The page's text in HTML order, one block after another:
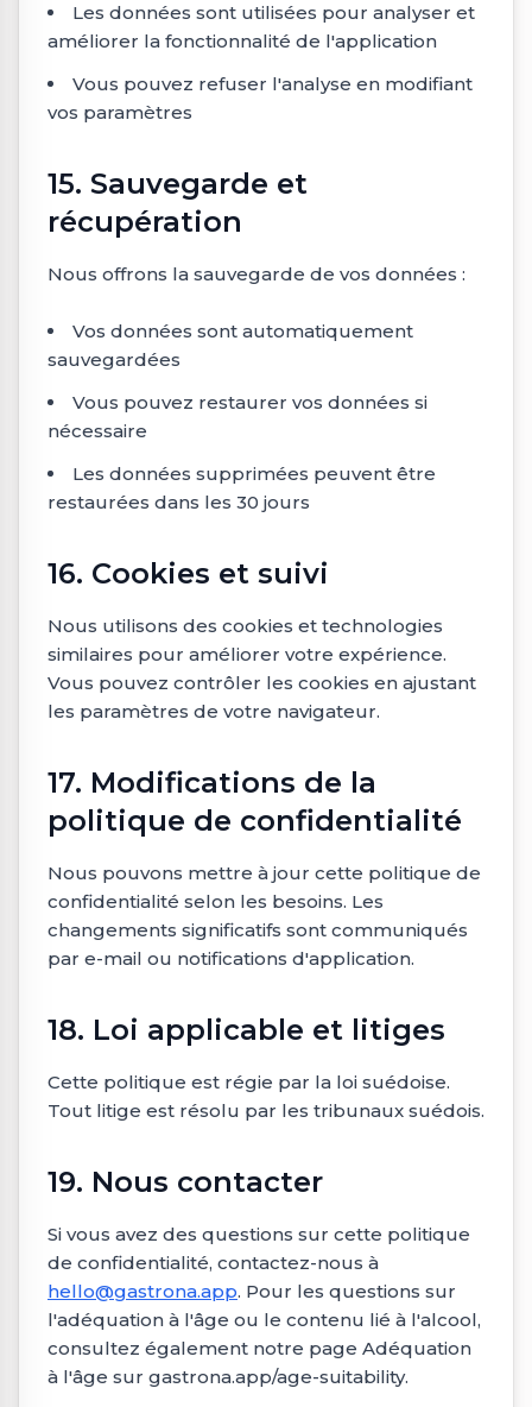
Les données sont utilisées pour analyser et
améliorer la fonctionnalité de l'application
Vous pouvez refuser l'analyse en modifiant
vos paramètres
15. Sauvegarde et
récupération
Nous offrons la sauvegarde de vos données :
Vos données sont automatiquement
sauvegardées
Vous pouvez restaurer vos données si
nécessaire
Les données supprimées peuvent être
restaurées dans les 30 jours
16. Cookies et suivi
Nous utilisons des cookies et technologies
similaires pour améliorer votre expérience.
Vous pouvez contrôler les cookies en ajustant
les paramètres de votre navigateur.
17. Modifications de la
politique de confidentialité
Nous pouvons mettre à jour cette politique de
confidentialité selon les besoins. Les
changements significatifs sont communiqués
par e-mail ou notifications d'application.
18. Loi applicable et litiges
Cette politique est régie par la loi suédoise.
Tout litige est résolu par les tribunaux suédois.
19. Nous contacter
Si vous avez des questions sur cette politique
de confidentialité, contactez-nous à
hello@gastrona.app. Pour les questions sur
l'adéquation à l'âge ou le contenu lié à l'alcool,
consultez également notre page Adéquation
à l'âge sur gastrona.app/age-suitability.